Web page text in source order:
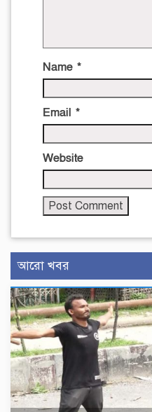
Name *
Email *
Website
আরো খবর